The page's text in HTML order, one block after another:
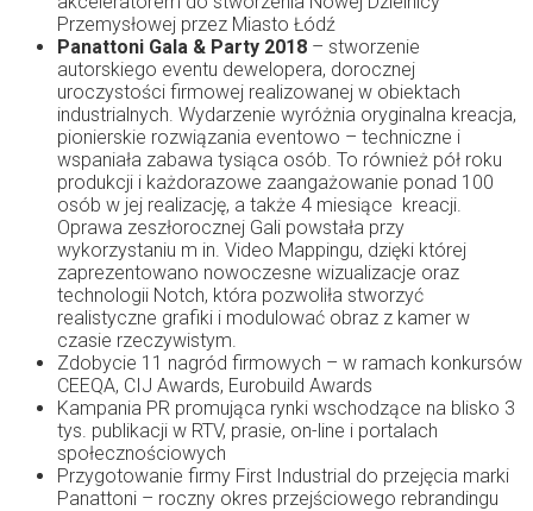
Przemysłowej przez Miasto Łódź
Panattoni Gala & Party 2018 – stworzenie
autorskiego eventu dewelopera, dorocznej
uroczystości firmowej realizowanej w obiektach
industrialnych. Wydarzenie wyróżnia oryginalna kreacja,
pionierskie rozwiązania eventowo – techniczne i
wspaniała zabawa tysiąca osób. To również pół roku
produkcji i każdorazowe zaangażowanie ponad 100
osób w jej realizację, a także 4 miesiące kreacji.
Oprawa zeszłorocznej Gali powstała przy
wykorzystaniu m in. Video Mappingu, dzięki której
zaprezentowano nowoczesne wizualizacje oraz
technologii Notch, która pozwoliła stworzyć
realistyczne grafiki i modulować obraz z kamer w
czasie rzeczywistym.
Zdobycie 11 nagród firmowych – w ramach konkursów
CEEQA, CIJ Awards, Eurobuild Awards
Kampania PR promująca rynki wschodzące na blisko 3
tys. publikacji w RTV, prasie, on-line i portalach
społecznościowych
Przygotowanie firmy First Industrial do przejęcia marki
Panattoni – roczny okres przejściowego rebrandingu